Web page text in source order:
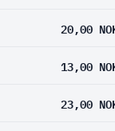
20,00
13,00
23,00